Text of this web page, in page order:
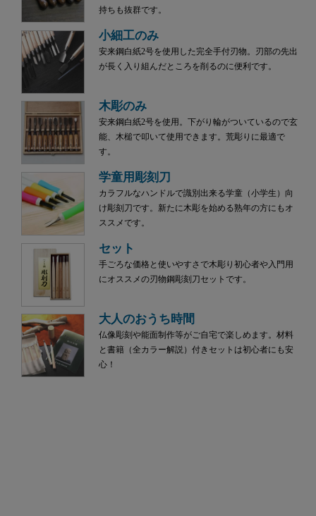
持ちも抜群です。
小細工のみ
安来鋼白紙2号を使用した完全手付刃物。刃部の先出
が長く入り組んだところを削るのに便利です。
木彫のみ
安来鋼白紙2号を使用。下がり輪がついているので玄
能、木槌で叩いて使用できます。荒彫りに最適で
す。
学童用彫刻刀
カラフルなハンドルで識別出来る学童（小学生）向
け彫刻刀です。新たに木彫を始める熟年の方にもオ
ススメです。
セット
手ごろな価格と使いやすさで木彫り初心者や入門用
にオススメの刃物鋼彫刻刀セットです。
大人のおうち時間
仏像彫刻や能面制作等がご自宅で楽しめます。材料
と書籍（全カラー解説）付きセットは初心者にも安
心！